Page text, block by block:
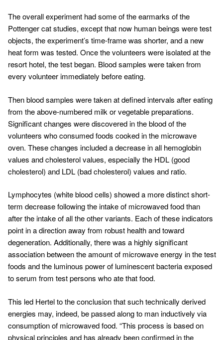
The overall experiment had some of the earmarks of the
Pottenger cat studies, except that now human beings were test
objects, the experiment’s time-frame was shorter, and a new
heat form was tested. Once the volunteers were isolated at the
resort hotel, the test began. Blood samples were taken from
every volunteer immediately before eating.
Then blood samples were taken at defined intervals after eating
from the above-numbered milk or vegetable preparations.
Significant changes were discovered in the blood of the
volunteers who consumed foods cooked in the microwave
oven. These changes included a decrease in all hemoglobin
values and cholesterol values, especially the HDL (good
cholesterol) and LDL (bad cholesterol) values and ratio.
Lymphocytes (white blood cells) showed a more distinct short-
term decrease following the intake of microwaved food than
after the intake of all the other variants. Each of these indicators
point in a direction away from robust health and toward
degeneration. Additionally, there was a highly significant
association between the amount of microwave energy in the test
foods and the luminous power of luminescent bacteria exposed
to serum from test persons who ate that food.
This led Hertel to the conclusion that such technically derived
energies may, indeed, be passed along to man inductively via
consumption of microwaved food. “This process is based on
physical principles and has already been confirmed in the